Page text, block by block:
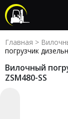
Главная >
погрузчик
Вилочный
ZSM480-SS